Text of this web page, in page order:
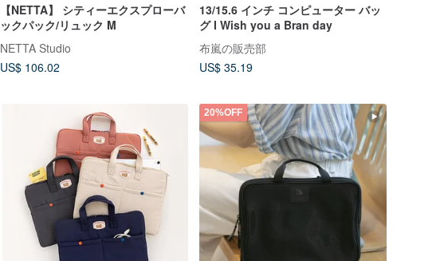
【NETTA】 シティーエクスプローバ
ックパック/リュック M
NETTA Studio
US$ 106.02
13/15.6 インチ コンピューター バッ
グ I Wish you a Bran day
布嵐の販売部
US$ 35.19
20%OFF